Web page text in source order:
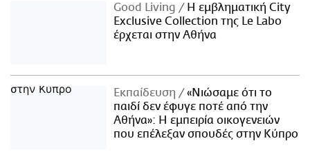
Good Living
Η εμβληματική City
Exclusive Collection της Le Labo
έρχεται στην Αθήνα
Εκπαίδευση
«Νιώσαμε ότι το
παιδί δεν έφυγε ποτέ από την
Αθήνα»: Η εμπειρία οικογενειών
που επέλεξαν σπουδές στην Κύπρο